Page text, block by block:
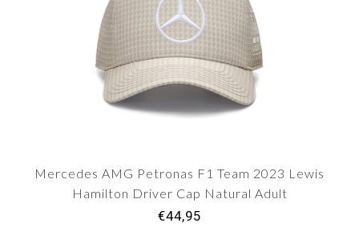
Mercedes AMG Petronas F1 Team 2023 Lewis
Hamilton Driver Cap Natural Adult
€44,95